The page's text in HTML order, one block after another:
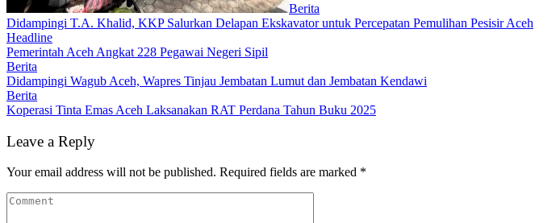
Berita
Didampingi T.A. Khalid, KKP Salurkan Delapan Ekskavator untuk Percepatan Pemulihan Pesisir Aceh
Headline
Pemerintah Aceh Angkat 228 Pegawai Negeri Sipil
Berita
Didampingi Wagub Aceh, Wapres Tinjau Jembatan Lumut dan Jembatan Kendawi
Berita
Koperasi Tinta Emas Aceh Laksanakan RAT Perdana Tahun Buku 2025
Leave a Reply
Your email address will not be published. Required fields are marked *